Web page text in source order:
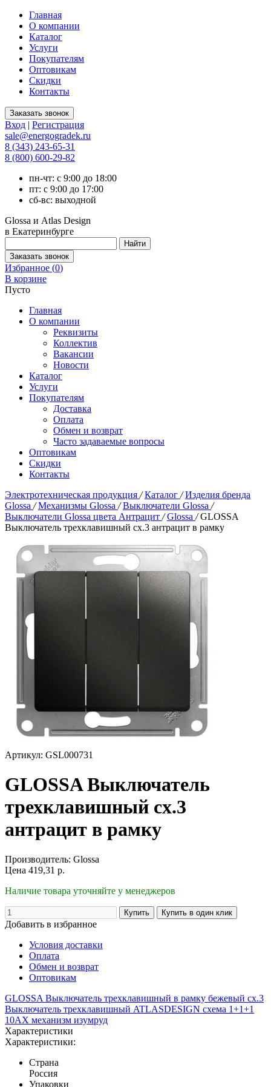
Главная
О компании
Каталог
Услуги
Покупателям
Оптовикам
Скидки
Контакты
Вход | Регистрация
sale@energogradek.ru
8 (343) 243-65-31
8 (800) 600-29-82
пн-чт: с 9:00 до 18:00
пт: с 9:00 до 17:00
сб-вс: выходной
Glossa и Atlas Design
в Екатеринбурге
Избранное (0)
В корзине
Пусто
Главная
О компании
Реквизиты
Коллектив
Вакансии
Новости
Каталог
Услуги
Покупателям
Доставка
Оплата
Обмен и возврат
Часто задаваемые вопросы
Оптовикам
Скидки
Контакты
Электротехническая продукция / Каталог / Изделия бренда
Glossa / Механизмы Glossa / Выключатели Glossa /
Выключатели Glossa цвета Антрацит / Glossa / GLOSSA
Выключатель трехклавишный сх.3 антрацит в рамку
Артикул: GSL000731
GLOSSA Выключатель
трехклавишный сх.3
антрацит в рамку
Производитель: Glossa
Цена 419,31 р.
Наличие товара уточняйте у менеджеров
Добавить в избранное
Условия доставки
Оплата
Обмен и возврат
Оптовикам
GLOSSA Выключатель трехклавишный в рамку бежевый сх.3
Выключатель трехклавишный ATLASDESIGN схема 1+1+1
10АХ механизм изумруд
Характеристики
Характеристики:
Страна
Россия
Упаковки